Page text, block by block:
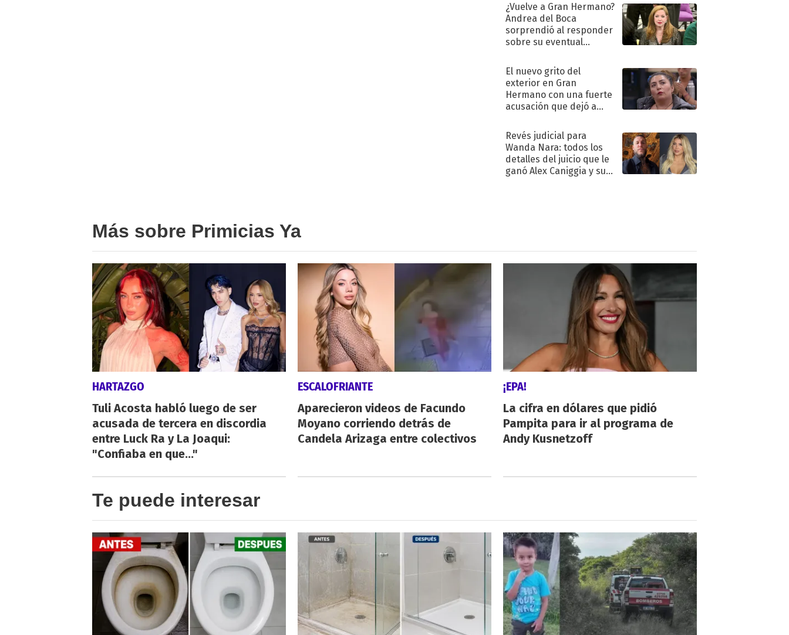
¿Vuelve a Gran Hermano?
Andrea del Boca
sorprendió al responder
sobre su eventual
El nuevo grito del
exterior en Gran
Hermano con una fuerte
acusación que dejó a
"Traidora"
Revés judicial para
Wanda Nara: todos los
detalles del juicio que le
ganó Alex Caniggia y sus
Más sobre Primicias Ya
HARTAZGO
Tuli Acosta habló luego de ser
acusada de tercera en discordia
entre Luck Ra y La Joaqui:
"Confiaba en que..."
ESCALOFRIANTE
Aparecieron videos de Facundo
Moyano corriendo detrás de
Candela Arizaga entre colectivos
¡EPA!
La cifra en dólares que pidió
Pampita para ir al programa de
Andy Kusnetzoff
Te puede interesar